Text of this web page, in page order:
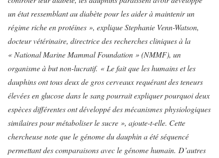
un état ressemblant au diabète pour les aider à maintenir un
régime riche en protéines », explique Stephanie Venn-Watson,
docteur vétérinaire, directrice des recherches cliniques à la
« National Marine Mammal Foundation » (NMMF), un
organisme à but non-lucratif. « Le fait que les humains et les
dauphins ont tous deux de gros cerveaux requérant des teneurs
élevées en glucose dans le sang pourrait expliquer pourquoi deux
espèces différentes ont développé des mécanismes physiologiques
similaires pour métaboliser le sucre », ajoute-t-elle. Cette
chercheuse note que le génome du dauphin a été séquencé
permettant des comparaisons avec le génome humain. D’autres